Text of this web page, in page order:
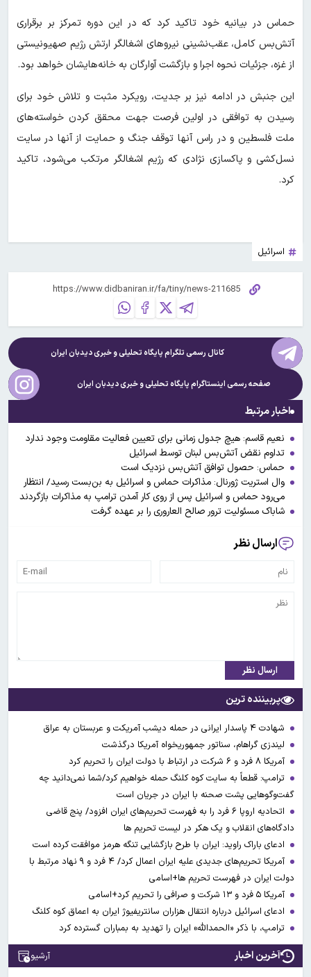
حماس در بیانیه خود تاکید کرد که در این دوره تمرکز بر برقراری
آتش‌بس کامل، عقب‌نشینی نیروهای اشغالگر ارتش رژیم صهیونیستی
از غزه، جزئیات نحوه اجرا و بازگشت آوارگان به خانه‌هایشان خواهد بود.
این جنبش در ادامه نیز بر جدیت، رویکرد مثبت و تلاش خود برای
رسیدن به توافقی در اولین فرصت جهت محقق کردن خواسته‌های
ملت فلسطین و در راس آنها توقف جنگ و حمایت از آنها در سایت
نسل‌کشی و پاکسازی نژادی که رژیم اشغالگر مرتکب می‌شود، تاکید
کرد.
اسرائیل
کانال رسمی تلگرام پایگاه تحلیلی و خبریدیدبان ایران
صفحه رسمی اینستاگرام پایگاه تحلیلی و خبریدیدبان ایران
اخبار مرتبط
نعیم قاسم: هیچ جدول زمانی برای تعیین فعالیت مقاومت وجود ندارد
تداوم نقض آتش‌بس لبنان توسط اسرائیل
حماس: حصول توافق آتش‌بس نزدیک است
وال استریت ژورنال: مذاکرات حماس و اسرائیل به بن‌بست رسید/ انتظار
می‌رود حماس و اسرائیل پس از روی کار آمدن ترامپ به مذاکرات بازگردند
شاباک مسئولیت ترور صالح العاروری را بر عهده گرفت
ارسال نظر
ارسال نظر
پربیننده ترین
شهادت ۴ پاسدار ایرانی در حمله دیشب آمریکت و عربستان به عراق
لیندزی گراهام، سناتور جمهوریخواه آمریکا درگذشت
آمریکا ۸ فرد و ۶ شرکت در ارتباط با دولت ایران را تحریم کرد
ترامپ: قطعاً به سایت کوه کلنگ حمله خواهیم کرد/شما نمی‌دانید چه
گفت‌وگوهایی پشت صحنه با ایران در جریان است
اتحادیه اروپا ۶ فرد را به فهرست تحریم‌های ایران افزود/ پنج قاضی
دادگاه‌های انقلاب و یک هکر در لیست تحریم ها
ادعای باراک راوید: ایران با طرح بازگشایی تنگه هرمز موافقت کرده است
آمریکا تحریم‌های جدیدی علیه ایران اعمال کرد/ ۴ فرد و ۹ نهاد مرتبط با
دولت ایران در فهرست تحریم ها+اسامی
آمریکا ۵ فرد و ۱۳ شرکت و صرافی را تحریم کرد+اسامی
ادعای اسرائیل درباره انتقال هزاران سانتریفیوژ ایران به اعماق کوه کلنگ
ترامپ، با ذکر «الحمدالله» ایران را تهدید به بمباران گسترده کرد
آخرین اخبار آرشیو